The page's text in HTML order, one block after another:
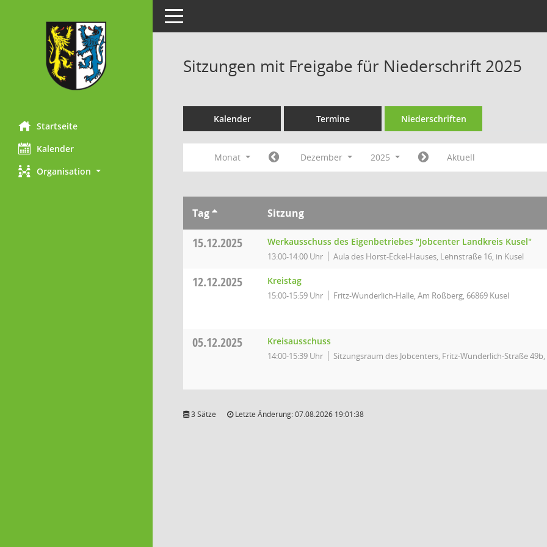
Startseite
Kalender
Organisation
Toggle navigation
Sitzungen mit Freigabe für Niederschrift 2025
Kalender Termine Niederschriften
Monat Dezember 2025 Aktuell
Tag Sitzung
15.12.2025 Werkausschuss des Eigenbetriebes "Jobcenter Landkreis Kusel"
13:00-14:00 Uhr Aula des Horst-Eckel-Hauses, Lehnstraße 16, in Kusel
12.12.2025 Kreistag
15:00-15:59 Uhr Fritz-Wunderlich-Halle, Am Roßberg, 66869 Kusel
05.12.2025 Kreisausschuss
14:00-15:39 Uhr Sitzungsraum des Jobcenters, Fritz-Wunderlich-Straße 49b,
3 Sätze Letzte Änderung: 07.08.2026 19:01:38